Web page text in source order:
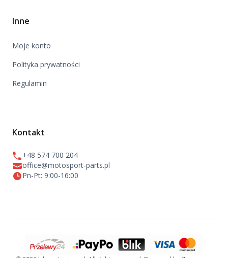
Inne
Moje konto
Polityka prywatności
Regulamin
Kontakt
+48 574 700 204
office@motosport-parts.pl
Pn-Pt: 9:00-16:00